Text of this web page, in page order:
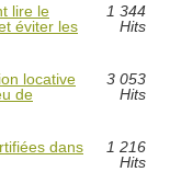
lire le
éviter les
1 344
Hits
locative
de
3 053
Hits
dans
1 216
Hits